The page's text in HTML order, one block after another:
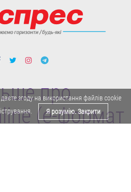
про
(e-формат
згоду на використання файлів cookie
Я розумію. Закрити